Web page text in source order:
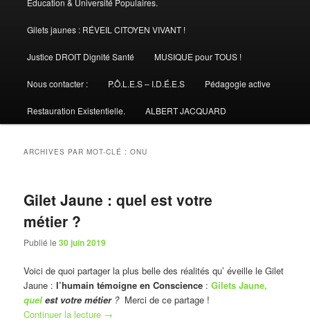
Gilets jaunes : RÉVEIL CITOYEN VIVANT !
Justice DROIT Dignité Santé MUSIQUE pour TOUS !
Nous contacter : P.Ô.L.E.S – I.D.É.E.S Pédagogie active
Restauration Existentielle. ALBERT JACQUARD
ARCHIVES PAR MOT-CLÉ :ONU
Gilet Jaune : quel est votre
métier ?
Publié le30 juin 2019
Voici de quoi partager la plus belle des réalités qu’ éveille le Gilet
Jaune : l’humain témoigne en Conscience : Gilets Jaune,
quel est votre métier?Merci de ce partage !
Continuer la lecture →